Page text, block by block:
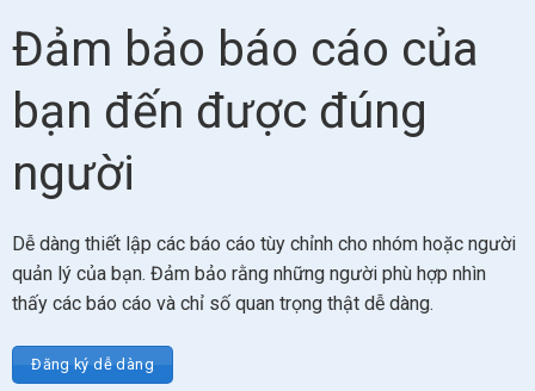
Đảm bảo báo cáo của
bạn đến được đúng
người
Dễ dàng thiết lập các báo cáo tùy chỉnh cho nhóm hoặc người
quản lý của bạn. Đảm bảo rằng những người phù hợp nhìn
thấy các báo cáo và chỉ số quan trọng thật dễ dàng.
Đăng ký dễ dàng